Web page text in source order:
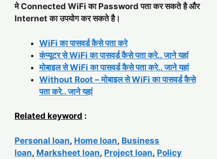
मे Connected WiFi का Password पता कर सकते है और
Internet का उपयोग कर सकते है।
WiFi का पासवर्ड कैसे पता करे
कंप्यूटर से WiFi का पासवर्ड कैसे पता करे.. जाने यहां
मोबाइल से WiFi का पासवर्ड कैसे पता करे.. जाने यहां
Without Root – मोबाइल से WiFi का पासवर्ड कैसे
पता करे.. जाने यहां
Related keyword :
Personal loan, Home loan, Business
loan, Marksheet loan, Project loan, Policy